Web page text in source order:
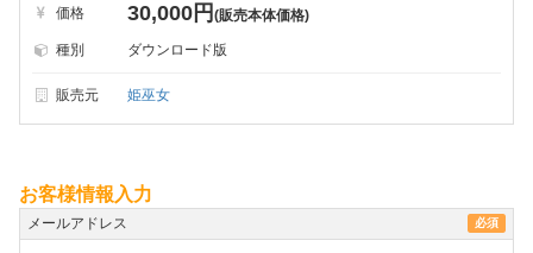
価格 30,000円(販売本体価格)
種別 ダウンロード版
販売元 姫巫女
お客様情報入力
メールアドレス 必須